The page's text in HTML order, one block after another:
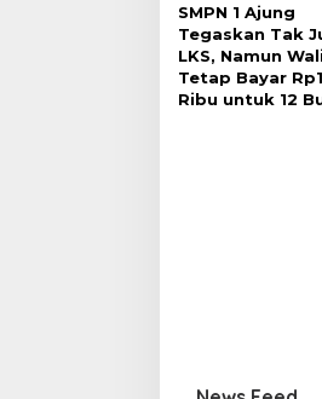
SMPN 1 Ajung
Tegaskan Tak
LKS, Namun
Tetap Bayar
Ribu untuk 12